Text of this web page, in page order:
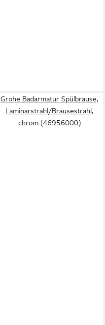
Grohe Badarmatur Spülbrause,
Laminarstrahl/Brausestrahl,
chrom (46956000)